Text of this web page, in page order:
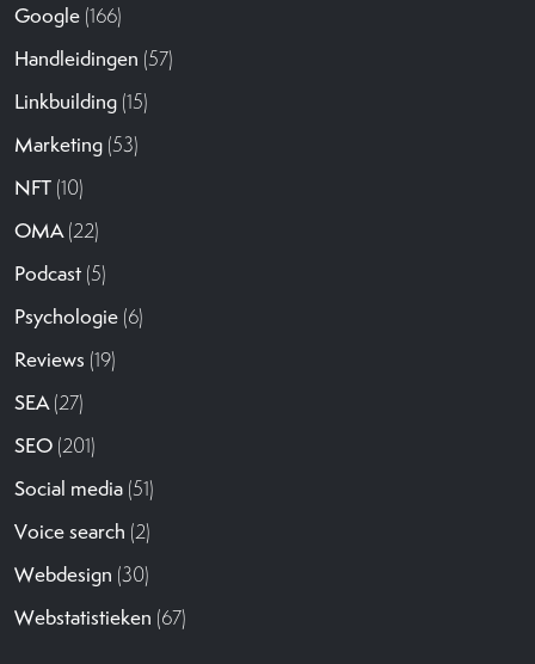
Google (166)
Handleidingen (57)
Linkbuilding (15)
Marketing (53)
NFT (10)
OMA(22)
Podcast (5)
Psychologie (6)
Reviews (19)
SEA(27)
SEO (201)
Social media (51)
Voice search (2)
Webdesign (30)
Webstatistieken (67)